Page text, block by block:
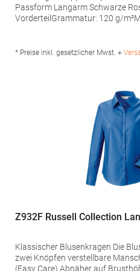
Passform Langarm Schwarze Rose Stick auf dem
VorderteilGrammatur: 120 g/
080613Hersteller: Seidensticker
* Preise inkl. gesetzlicher Mwst. +
Z932F Russell Collection
Klassischer Blusenkragen Die Bluse hat abgerundete und mit
zwei Knöpfen verstellbare Manschetten
(Easy Care) Abnäher auf Brusthöhe und im Rücken für perfekte